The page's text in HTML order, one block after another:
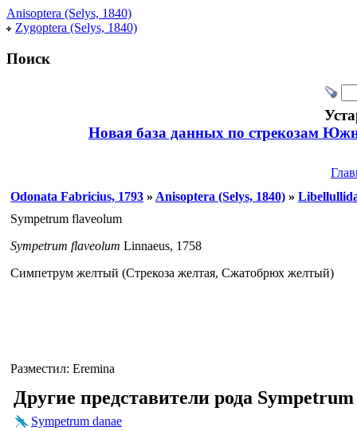
Anisoptera (Selys, 1840)
Zygoptera (Selys, 1840)
Поиск
Новая база данных по стрекозам
Odonata Fabricius, 1793 » Anisoptera (Selys, 1840) »
Sympetrum flaveolum
Sympetrum flaveolum Linnaeus, 1758
Симпетрум желтый (Стрекоза желтая, Сжатобрюх желтый)
Разместил: Eremina
Другие представители рода
Sympetrum danae